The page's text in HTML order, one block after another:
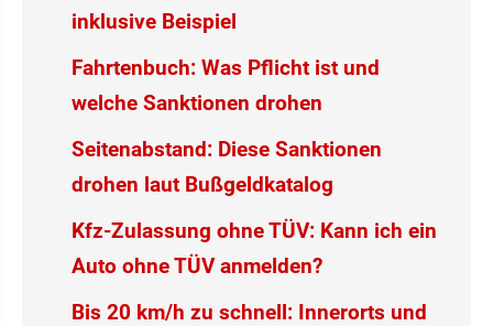
inklusive Beispiel
Fahrtenbuch: Was Pflicht ist und
welche Sanktionen drohen
Seitenabstand: Diese Sanktionen
drohen laut Bußgeldkatalog
Kfz-Zulassung ohne TÜV: Kann ich ein
Auto ohne TÜV anmelden?
Bis 20 km/h zu schnell: Innerorts und